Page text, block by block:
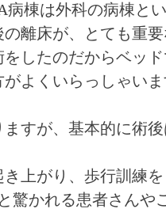
病棟は外科の病棟と
離床が、とても重
したのだからベッ
よくいらっしゃい
すが、基本的に術
上がり、歩行訓練
驚かれる患者さん